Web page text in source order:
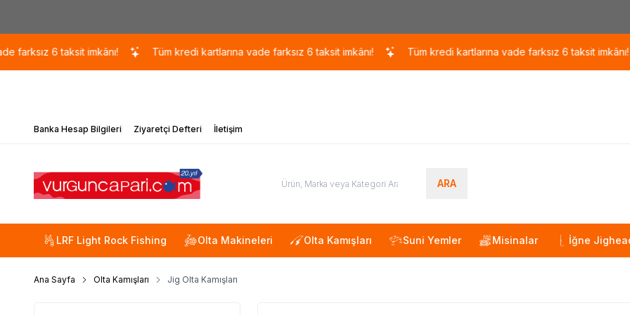
6 taksit imkânı! Tüm kredi kartlarına vade farksız 6 taksit imkânı! Tüm kredi kartlarına vade farksız 6 taksit imkânı!
Banka Hesap Bilgileri Ziyaretçi Defteri İletişim
ARA
LRF Light Rock Fishing Olta Makineleri Olta Kamışları Suni Yemler Misinalar İğne
Ana Sayfa Olta Kamışları Jig Olta Kamışları